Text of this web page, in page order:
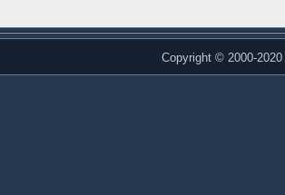
Copyright © 2000-2020